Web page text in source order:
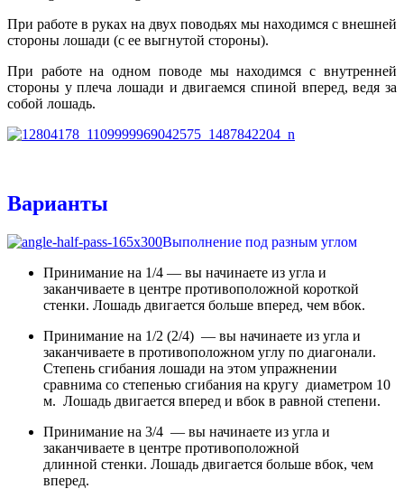
При работе в руках на двух поводьях мы находимся с внешней
стороны лошади (с ее выгнутой стороны).
При работе на одном поводе мы находимся с внутренней
стороны у плеча лошади и двигаемся спиной вперед, ведя за
собой лошадь.
Варианты
Выполнение под разным углом
Принимание на 1/4 — вы начинаете из угла и
заканчиваете в центре противоположной короткой
стенки. Лошадь двигается больше вперед, чем вбок.
Принимание на 1/2 (2/4) — вы начинаете из угла и
заканчиваете в противоположном углу по диагонали.
Степень сгибания лошади на этом упражнении
сравнима со степенью сгибания на кругу диаметром 10
м. Лошадь двигается вперед и вбок в равной степени.
Принимание на 3/4 — вы начинаете из угла и
заканчиваете в центре противоположной
длинной стенки. Лошадь двигается больше вбок, чем
вперед.